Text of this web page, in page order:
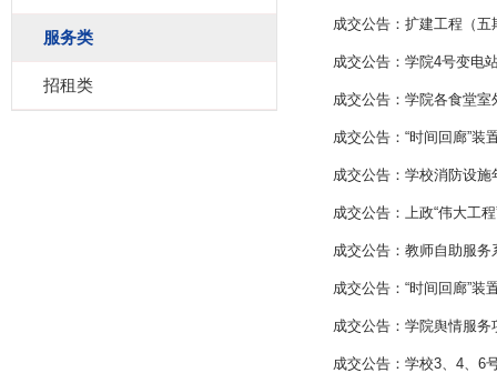
服务类
招租类
成交公告：扩建工程（
成交公告：学院4号变电
成交公告：学院各食堂
成交公告：“时间回廊”装
成交公告：学校消防设施
成交公告：上政“伟大工
成交公告：教师自助服务
成交公告：“时间回廊”装
成交公告：学院舆情服务
成交公告：学校3、4、6